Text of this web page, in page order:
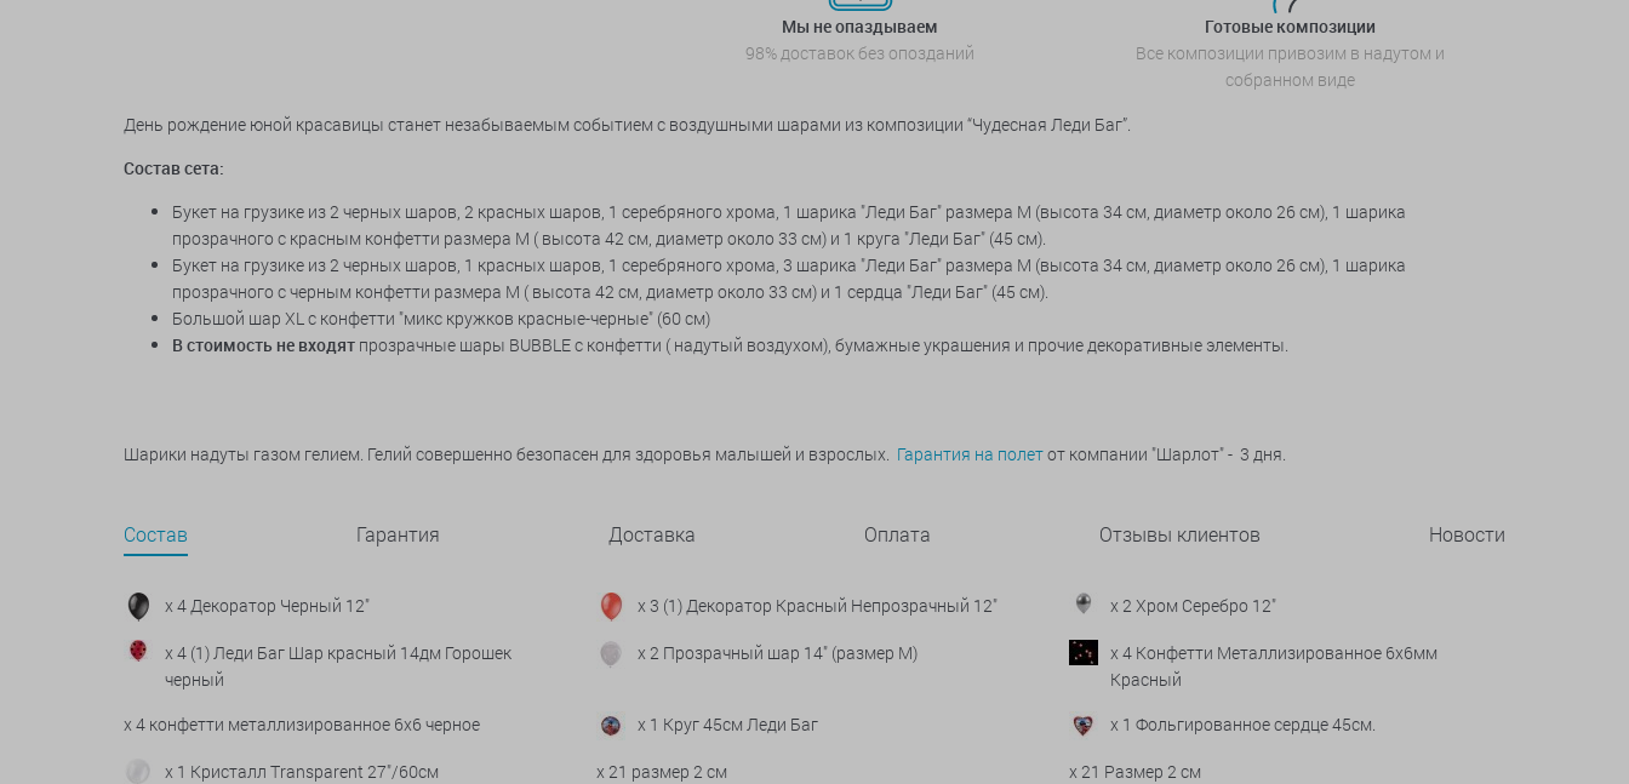
Мы не опаздываем
98% доставок без опозданий
Готовые композиции
Все композиции привозим в надутом и
собранном виде
День рождение юной красавицы станет незабываемым событием с воздушными шарами из композиции “Чудесная Леди Баг”.
Состав сета:
Букет на грузике из 2 черных шаров, 2 красных шаров, 1 серебряного хрома, 1 шарика "Леди Баг" размера М (высота 34 см, диаметр около 26 см), 1 шарика
прозрачного с красным конфетти размера М ( высота 42 см, диаметр около 33 см) и 1 круга "Леди Баг" (45 см).
Букет на грузике из 2 черных шаров, 1 красных шаров, 1 серебряного хрома, 3 шарика "Леди Баг" размера М (высота 34 см, диаметр около 26 см), 1 шарика
прозрачного с черным конфетти размера М ( высота 42 см, диаметр около 33 см) и 1 сердца "Леди Баг" (45 см).
Большой шар XL с конфетти "микс кружков красные-черные" (60 см)
В стоимость не входят прозрачные шары BUBBLE с конфетти ( надутый воздухом), бумажные украшения и прочие декоративные элементы.
Шарики надуты газом гелием. Гелий совершенно безопасен для здоровья малышей и взрослых. Гарантия на полетот компании "Шарлот" - 3 дня.
Состав Гарантия Доставка Оплата Отзывы клиентов Новости
x 4 Декоратор Черный 12" x 3 (1) Декоратор Красный Непрозрачный 12" x 2 Хром Серебро 12"
x 4 (1) Леди Баг Шар красный 14дм Горошек
черный
x 2 Прозрачный шар 14" (размер М)
x 4 Конфетти Металлизированное 6х6мм
Красный
x 4 конфетти металлизированное 6х6 черное
x 1 Круг 45см Леди Баг x 1 Фольгированное сердце 45см.
x 1 Кристалл Transparent 27"/60см x 21 размер 2 см x 21 Размер 2 см